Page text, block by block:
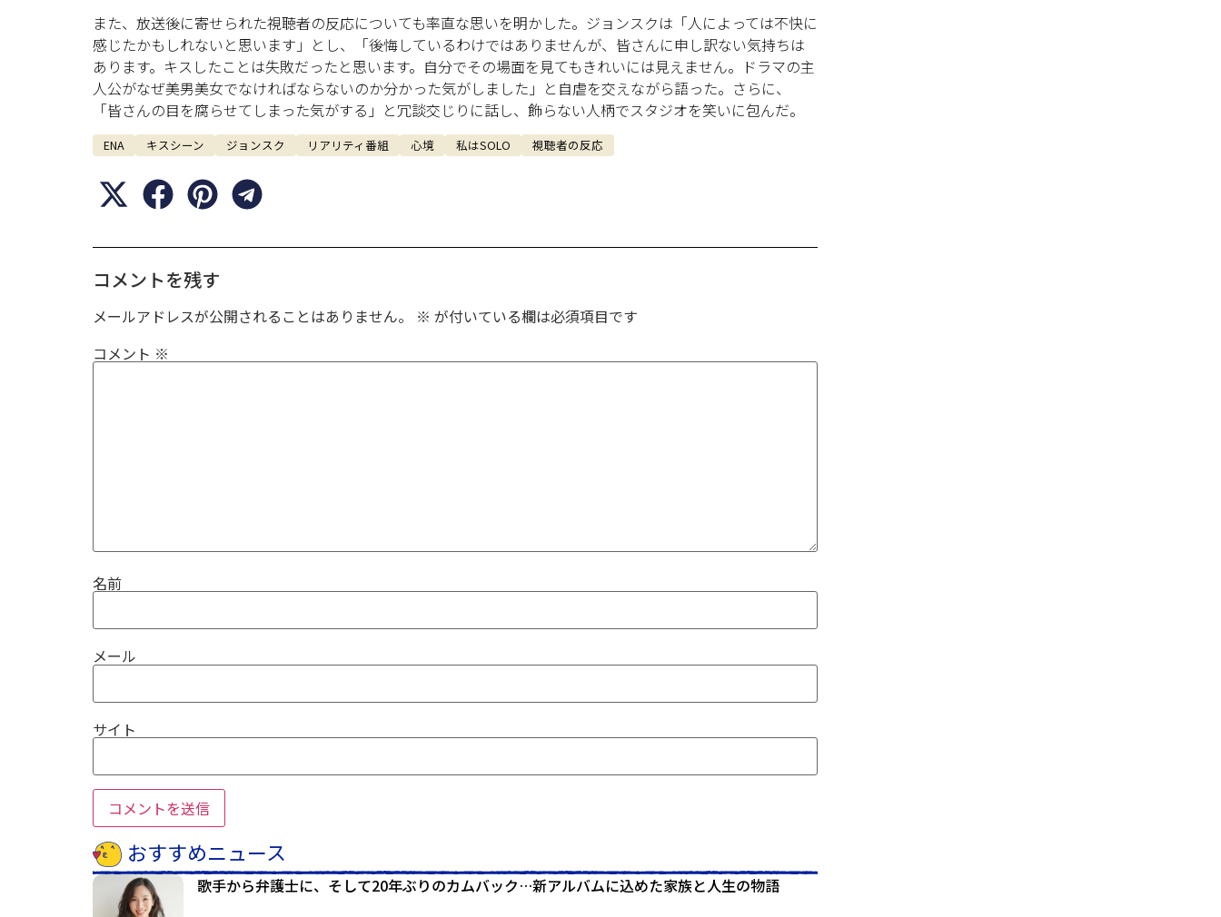
また、放送後に寄せられた視聴者の反応についても率直な思いを明かした。ジョンスクは「人によっては不快に
感じたかもしれないと思います」とし、「後悔しているわけではありませんが、皆さんに申し訳ない気持ちは
あります。キスしたことは失敗だったと思います。自分でその場面を見てもきれいには見えません。ドラマの主
人公がなぜ美男美女でなければならないのか分かった気がしました」と自虐を交えながら語った。さらに、
「皆さんの目を腐らせてしまった気がする」と冗談交じりに話し、飾らない人柄でスタジオを笑いに包んだ。
ENA キスシーン ジョンスク リアリティ番組 心境 私はSOLO 視聴者の反応
コメントを残す
メールアドレスが公開されることはありません。 ※ が付いている欄は必須項目です
コメント ※
名前
メール
サイト
おすすめニュース
歌手から弁護士に、そして20年ぶりのカムバック…新アルバムに込めた家族と人生の物語